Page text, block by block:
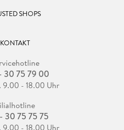
SHOPS
KONTAKT
30 75 79 00
9.00 - 18.00 Uhr
30 75 75 75
9.00 - 18.00 Uhr